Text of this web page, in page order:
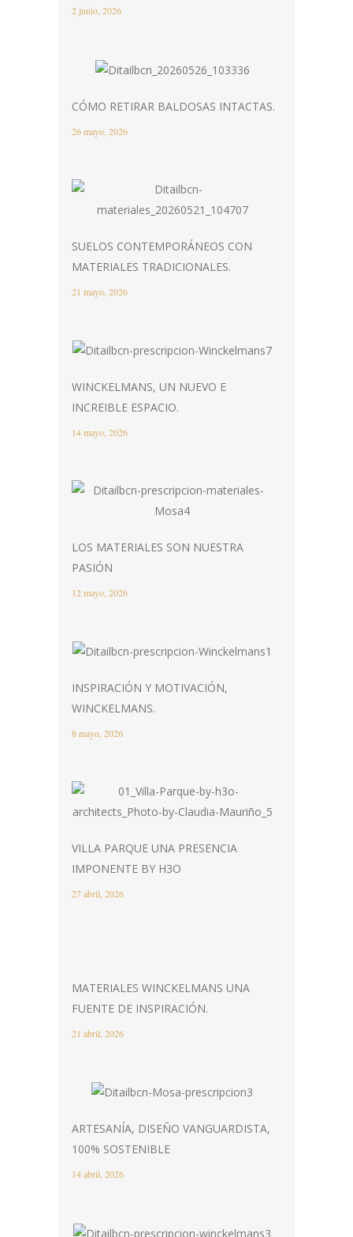
2 junio, 2026
CÓMO RETIRAR BALDOSAS INTACTAS.
26 mayo, 2026
SUELOS CONTEMPORÁNEOS CON
MATERIALES TRADICIONALES.
21 mayo, 2026
WINCKELMANS, UN NUEVO E
INCREIBLE ESPACIO.
14 mayo, 2026
LOS MATERIALES SON NUESTRA
PASIÓN
12 mayo, 2026
INSPIRACIÓN Y MOTIVACIÓN,
WINCKELMANS.
8 mayo, 2026
VILLA PARQUE UNA PRESENCIA
IMPONENTE BY H3O
27 abril, 2026
MATERIALES WINCKELMANS UNA
FUENTE DE INSPIRACIÓN.
21 abril, 2026
ARTESANÍA, DISEÑO VANGUARDISTA,
100% SOSTENIBLE
14 abril, 2026